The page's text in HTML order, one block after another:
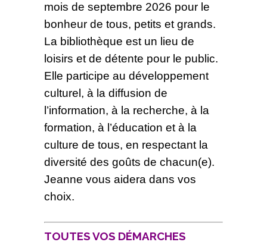
mois de septembre 2026 pour le
bonheur de tous, petits et grands.
La bibliothèque est un lieu de
loisirs et de détente pour le public.
Elle participe au développement
culturel, à la diffusion de
l’information, à la recherche, à la
formation, à l’éducation et à la
culture de tous, en respectant la
diversité des goûts de chacun(e).
Jeanne vous aidera dans vos
choix.
TOUTES VOS DÉMARCHES